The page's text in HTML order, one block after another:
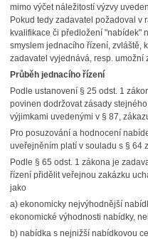
mimo výčet náležitostí výzvy
Pokud tedy zadavatel požadoval v
kvalifikace či předložení "nabídek"
smyslem jednacího řízení, zvláště,
zadavatel vyjednává, resp. umožní
Průběh jednacího řízení
Podle ustanovení § 25 odst. 1
povinen dodržovat zásady
výjimkami uvedenými v § 87,
Pro posuzování a hodnocení
uveřejněním platí v souladu s § 64
Podle § 65 odst. 1 zákona je
řízení přidělit veřejnou zakázku
jako
a) ekonomicky nejvýhodnější
ekonomické výhodnosti nabídky,
b) nabídka s nejnižší nabídkovou